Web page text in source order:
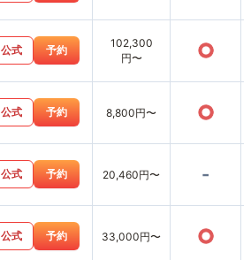
公式 予約
102,300
円〜
○
公式 予約 8,800円〜 ○
公式 予約 20,460円〜 -
公式 予約 33,000円〜 ○